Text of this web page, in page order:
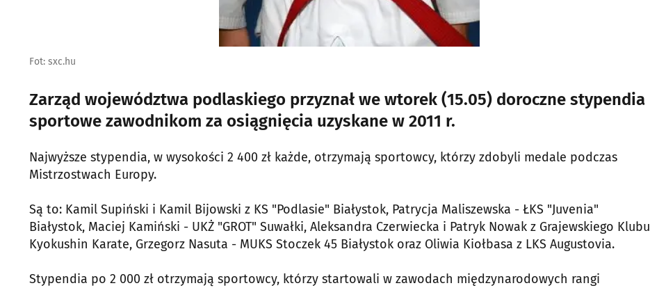
Fot: sxc.hu
Zarząd województwa podlaskiego przyznał we wtorek (15.05) doroczne stypendia
sportowe zawodnikom za osiągnięcia uzyskane w 2011 r.
Najwyższe stypendia, w wysokości 2 400 zł każde, otrzymają sportowcy, którzy zdobyli medale podczas
Mistrzostwach Europy.
Są to: Kamil Supiński i Kamil Bijowski z KS "Podlasie" Białystok, Patrycja Maliszewska - ŁKS "Juvenia"
Białystok, Maciej Kamiński - UKŻ "GROT" Suwałki, Aleksandra Czerwiecka i Patryk Nowak z Grajewskiego Klubu
Kyokushin Karate, Grzegorz Nasuta - MUKS Stoczek 45 Białystok oraz Oliwia Kiołbasa z LKS Augustovia.
Stypendia po 2 000 zł otrzymają sportowcy, którzy startowali w zawodach międzynarodowych rangi